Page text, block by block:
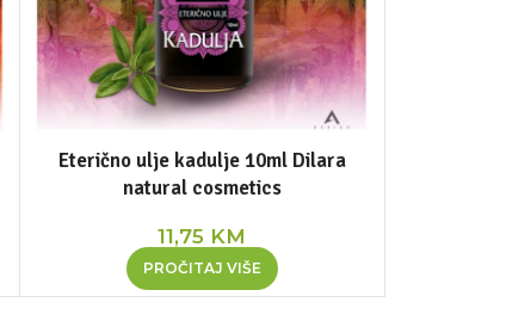
Eterično ulje kadulje 10ml Dilara
natural cosmetics
11,75 KM
PROČITAJ VIŠE